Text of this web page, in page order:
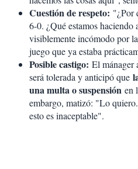
Cuestión de respeto: "¿Por
6-0. ¿Qué estamos
visiblemente incómodo por
juego que ya estaba
Posible castigo: El mánager
será tolerada y anticipó que
una multa o suspensión en
embargo, matizó: "Lo
esto es inaceptable".